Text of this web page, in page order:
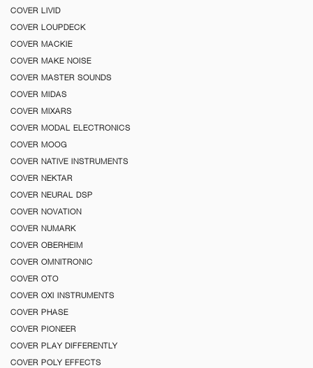
COVER LIVID
COVER LOUPDECK
COVER MACKIE
COVER MAKE NOISE
COVER MASTER SOUNDS
COVER MIDAS
COVER MIXARS
COVER MODAL ELECTRONICS
COVER MOOG
COVER NATIVE INSTRUMENTS
COVER NEKTAR
COVER NEURAL DSP
COVER NOVATION
COVER NUMARK
COVER OBERHEIM
COVER OMNITRONIC
COVER OTO
COVER OXI INSTRUMENTS
COVER PHASE
COVER PIONEER
COVER PLAY DIFFERENTLY
COVER POLY EFFECTS